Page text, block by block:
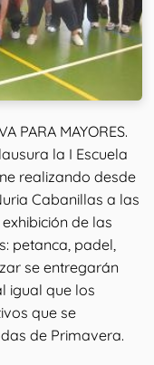
PARA MAYORES.
la I Escuela
realizando desde
Cabanillas a las
de las
petanca, padel,
se entregarán
igual que los
que se
de Primavera.